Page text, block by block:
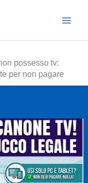
possesso tv:
per non pagare